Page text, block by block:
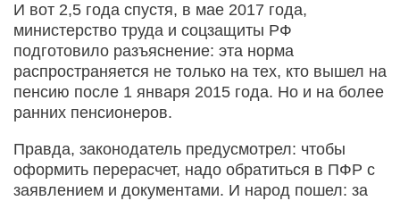
И вот 2,5 года спустя, в мае 2017 года,
министерство труда и соцзащиты РФ
подготовило разъяснение: эта норма
распространяется не только на тех, кто вышел на
пенсию после 1 января 2015 года. Но и на более
ранних пенсионеров.
Правда, законодатель предусмотрел: чтобы
оформить перерасчет, надо обратиться в ПФР с
заявлением и документами. И народ пошел: за